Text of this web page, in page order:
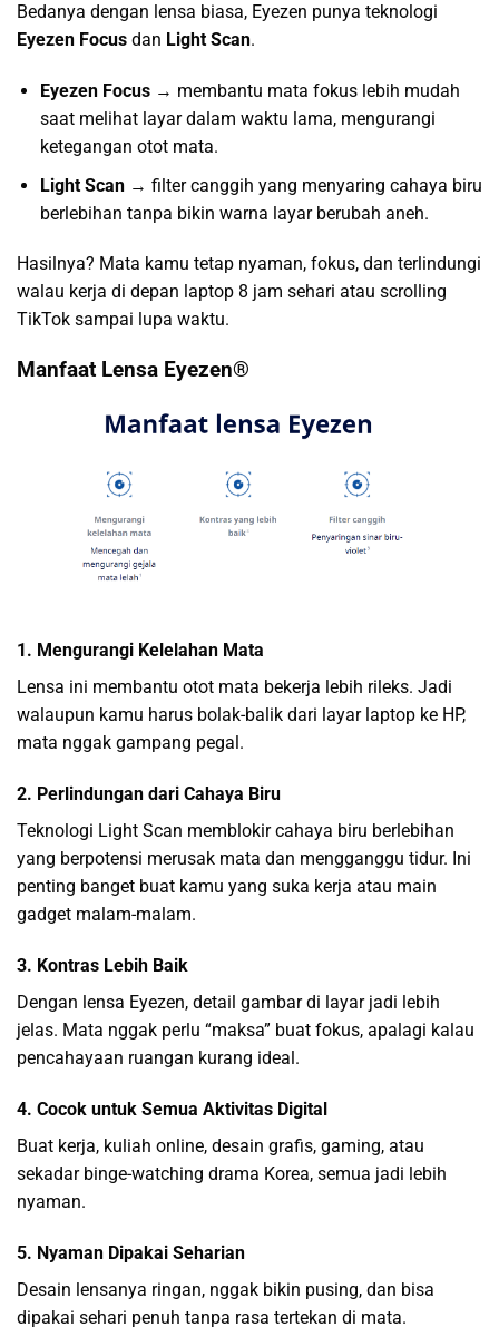
Bedanya dengan lensa biasa, Eyezen punya teknologi
Eyezen Focus dan Light Scan.
Eyezen Focus→ membantu mata fokus lebih mudah
saat melihat layar dalam waktu lama, mengurangi
ketegangan otot mata.
Light Scan→ filter canggih yang menyaring cahaya biru
berlebihan tanpa bikin warna layar berubah aneh.
Hasilnya? Mata kamu tetap nyaman, fokus, dan terlindungi
walau kerja di depan laptop 8 jam sehari atau scrolling
TikTok sampai lupa waktu.
Manfaat Lensa Eyezen®
1. Mengurangi Kelelahan Mata
Lensa ini membantu otot mata bekerja lebih rileks. Jadi
walaupun kamu harus bolak-balik dari layar laptop ke HP,
mata nggak gampang pegal.
2. Perlindungan dari Cahaya Biru
Teknologi Light Scan memblokir cahaya biru berlebihan
yang berpotensi merusak mata dan mengganggu tidur. Ini
penting banget buat kamu yang suka kerja atau main
gadget malam-malam.
3. Kontras Lebih Baik
Dengan lensa Eyezen, detail gambar di layar jadi lebih
jelas. Mata nggak perlu “maksa” buat fokus, apalagi kalau
pencahayaan ruangan kurang ideal.
4. Cocok untuk Semua Aktivitas Digital
Buat kerja, kuliah online, desain grafis, gaming, atau
sekadar binge-watching drama Korea, semua jadi lebih
nyaman.
5. Nyaman Dipakai Seharian
Desain lensanya ringan, nggak bikin pusing, dan bisa
dipakai sehari penuh tanpa rasa tertekan di mata.